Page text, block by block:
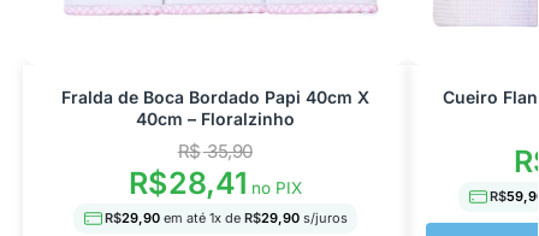
Fralda de Boca Bordado Papi 40cm X
40cm – Floralzinho
R$35,90
R$28,41 no PIX
R$29,90 em até 1x de R$29,90s/juros
Cueiro
R$